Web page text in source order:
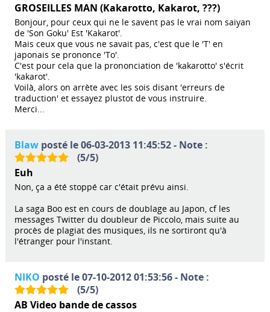
GROSEILLES MAN (Kakarotto, Kakarot, ???)
Bonjour, pour ceux qui ne le savent pas le vrai nom saiyan
de 'Son Goku' Est 'Kakarot'.
Mais ceux que vous ne savait pas, c'est que le 'T' en
japonais se prononce 'To'.
C'est pour cela que la prononciation de 'kakarotto' s'écrit
'kakarot'.
Voilà, alors on arrète avec les sois disant 'erreurs de
traduction' et essayez plustot de vous instruire.
Merci...
Blawposté le 06-03-2013 11:45:52 - Note :
(5/5)
Euh
Non, ça a été stoppé car c'était prévu ainsi.
La saga Boo est en cours de doublage au Japon, cf les
messages Twitter du doubleur de Piccolo, mais suite au
procès de plagiat des musiques, ils ne sortiront qu'à
l'étranger pour l'instant.
NIKO posté le 07-10-2012 01:53:56 - Note :
(5/5)
AB Video bande de cassos